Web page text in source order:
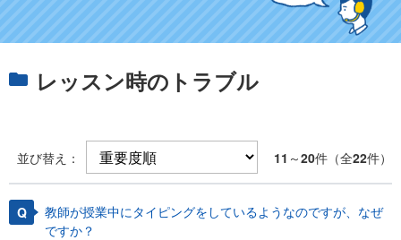
レッスン時のトラブル
並び替え： 11 ～20件（全22件）
教師が授業中にタイピングをしているようなのですが、なぜ
ですか？